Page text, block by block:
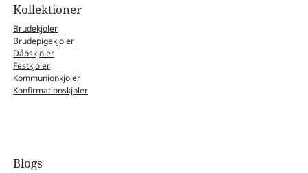
Kollektioner
Brudekjoler
Brudepigekjoler
Dåbskjoler
Festkjoler
Kommunionkjoler
Konfirmationskjoler
Blogs